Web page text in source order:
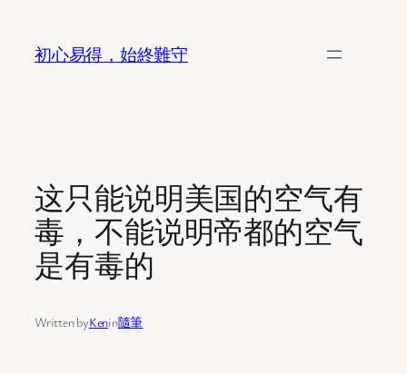
content
初心易得，始終難守
这只能说明美国的空气有
毒，不能说明帝都的空气
是有毒的
Written byKenin隨筆